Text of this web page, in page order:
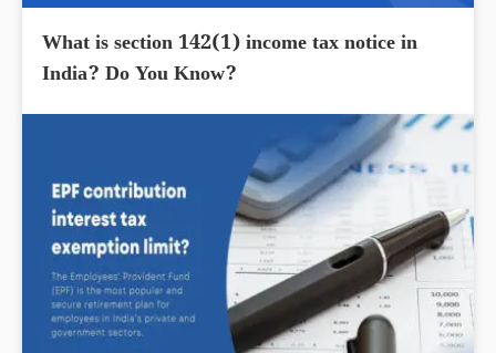
What is section 142(1) income tax notice in
India? Do You Know?